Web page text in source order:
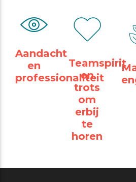
Aandacht
en
professionaliteit
Teamspirit
en
trots
om
erbij
te
horen